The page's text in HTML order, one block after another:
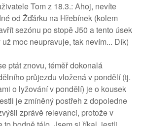
Tom z 18.3.: Ahoj, nevíte
od Žďárku na Hřebínek (kolem
sezónu po stopě J50 a tento úsek
moc neupravuje, tak nevím... Dík)
ptát znovu, téměř dokonalá
průjezdu vložená v pondělí (tj.
o lyžování v pondělí) je o kousek
je zmíněný postřeh z dopoledne
zprávě relevanci, protože v